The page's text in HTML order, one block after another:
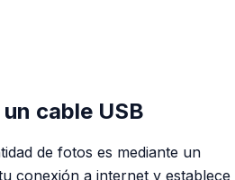
cable USB
de fotos es mediante un
conexión a internet y establece